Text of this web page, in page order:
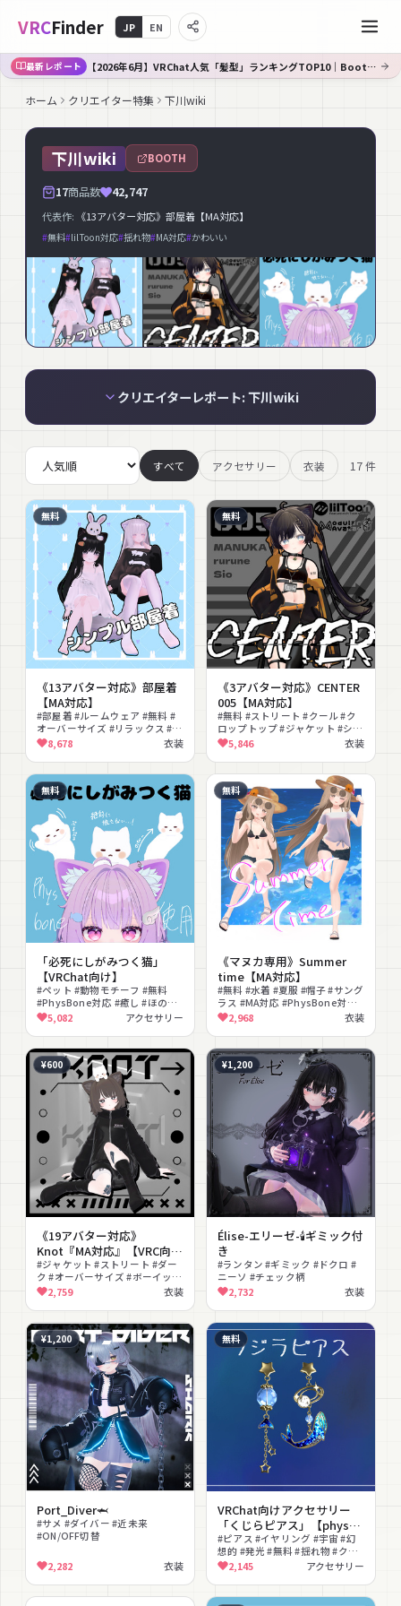
VRCFinder JP EN
最新レポート 【2026年6月】VRChat人気「髪型」ランキングTOP10｜Booth傾向分析
ホーム クリエイター特集 下川wiki
下川wiki BOOTH
17商品数 42,747
代表作: 《13アバター対応》部屋着【MA対応】
#無料#lilToon対応#揺れ物#MA対応#かわいい
クリエイターレポート: 下川wiki
すべて アクセサリー 衣装 17件
無料
《13アバター対応》部屋着
【MA対応】
#部屋着 #ルームウェア #無料 #
オーバーサイズ #リラックス #ニ
ーハイ #ナチュラル #MA対応 #
シンプル
8,678 衣装
無料
《3アバター対応》CENTER
005【MA対応】
#無料 #ストリート #クール #ク
ロップトップ #ジャケット #ショ
ートパンツ #サイバー #MA対応
#lilToon対応
5,846 衣装
無料
「必死にしがみつく猫」
【VRChat向け】
#ペット #動物モチーフ #無料
#PhysBone対応 #癒し #ほのぼ
の #もちもち #かわいい #頭乗せ
5,082 アクセサリー
無料
《マヌカ専用》Summer
time【MA対応】
#無料 #水着 #夏服 #帽子 #サング
ラス #MA対応 #PhysBone対応
#lilToon対応 #爽やか
2,968 衣装
¥600
《19アバター対応》
Knot『MA対応』【VRC向け
衣装】
#ジャケット #ストリート #ダー
ク #オーバーサイズ #ボーイッシ
ュ #ショートパンツ #ブーツ #ク
ール #MA対応 #lilToon対応
2,759 衣装
¥1,200
Élise-エリーゼ-🕯️ギミック付
き
#ランタン #ギミック #ドクロ #
ニーソ #チェック柄
2,732 衣装
¥1,200
Port_Diver🦈
#サメ #ダイバー #近未来
#ON/OFF切替
2,282 衣装
無料
VRChat向けアクセサリー
「くじらピアス」【phys
bone使用】
#ピアス #イヤリング #宇宙 #幻
想的 #発光 #無料 #揺れ物 #クジ
ラ2,145 アクセサリー